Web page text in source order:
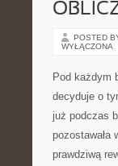
POSTED
WYŁĄCZONA
Pod każdym
decyduje o
już podczas
pozostawała
prawdziwą